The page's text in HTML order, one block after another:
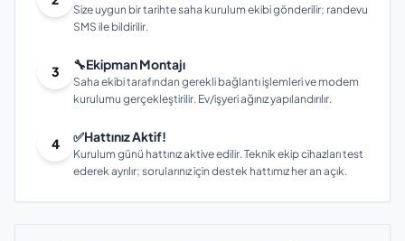
Size uygun bir tarihte saha kurulum ekibi gönderilir; randevu
SMS ile bildirilir.
3 🔧Ekipman Montajı
Saha ekibi tarafından gerekli bağlantı işlemleri ve modem
kurulumu gerçekleştirilir. Ev/işyeri ağınız yapılandırılır.
4 ✅Hattınız Aktif!
Kurulum günü hattınız aktive edilir. Teknik ekip cihazları test
ederek ayrılır; sorularınız için destek hattımız her an açık.